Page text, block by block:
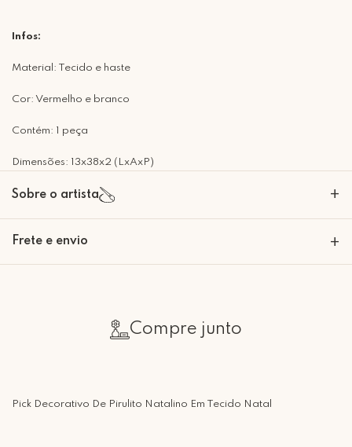
Infos:
Material: Tecido e haste
Cor: Vermelho e branco
Contém: 1 peça
Dimensões: 13x38x2 (LxAxP)
Sobre o artista +
Frete e envio +
Que tal agendar um horário?
Compre junto
Pick Decorativo De Pirulito Natalino Em Tecido Natal